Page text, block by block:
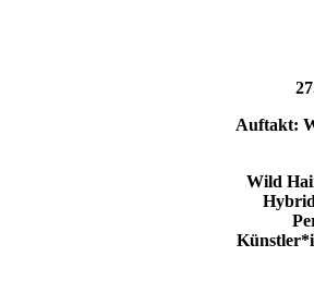
Auftakt:
Wild